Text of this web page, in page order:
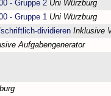
- Gruppe 2 Uni Würzburg
- Gruppe 1 Uni Würzburg
dividieren Inklusive
Aufgabengenerator